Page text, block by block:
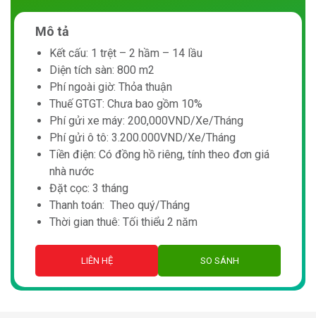
Mô tả
Kết cấu: 1 trệt – 2 hầm – 14 lầu
Diện tích sàn: 800 m2
Phí ngoài giờ: Thỏa thuận
Thuế GTGT: Chưa bao gồm 10%
Phí gửi xe máy: 200,000VND/Xe/Tháng
Phí gửi ô tô: 3.200.000VND/Xe/Tháng
Tiền điện: Có đồng hồ riêng, tính theo đơn giá
nhà nước
Đặt cọc: 3 tháng
Thanh toán: Theo quý/Tháng
Thời gian thuê: Tối thiểu 2 năm
LIÊN HỆ SO SÁNH